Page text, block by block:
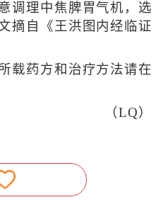
调理中焦脾胃气机，选
摘自《王洪图内经临证
药方和治疗方法请在
（LQ）